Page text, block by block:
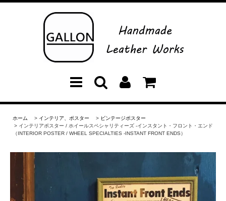
ホーム > インテリア、ポスター > ビンテージポスター
> インテリアポスター / ホイールスペシャリティーズ -インスタント・フロント・エンド
（INTERIOR POSTER / WHEEL SPECIALTIES -INSTANT FRONT ENDS）